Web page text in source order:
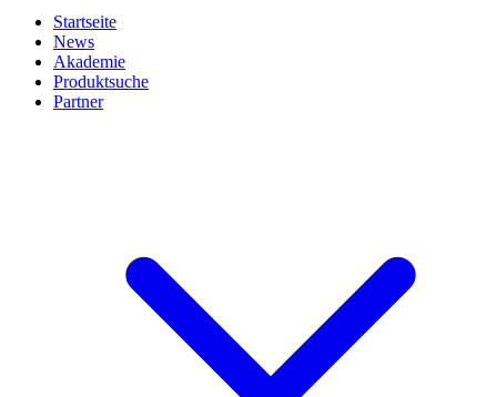
Startseite
News
Akademie
Produktsuche
Partner